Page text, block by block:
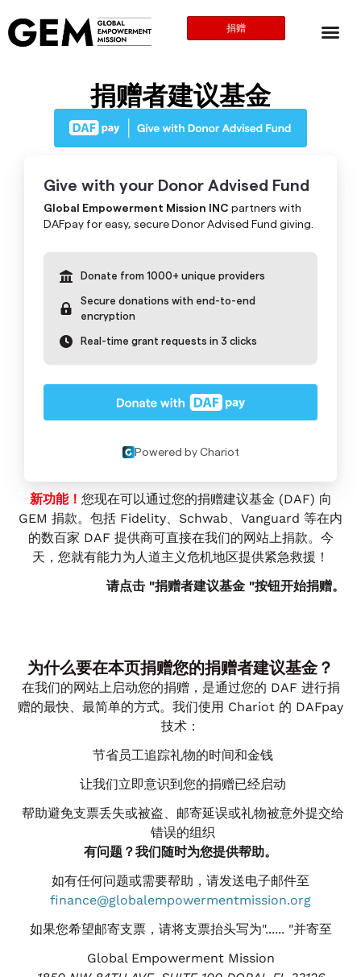
捐赠
捐赠者建议基金
新功能！ 您现在可以通过您的捐赠建议基金 (DAF) 向
GEM 捐款。包括 Fidelity、Schwab、Vanguard 等在内
的数百家 DAF 提供商可直接在我们的网站上捐款。今
天，您就有能力为人道主义危机地区提供紧急救援！
请点击 "捐赠者建议基金 "按钮开始捐赠。
为什么要在本页捐赠您的捐赠者建议基金？
在我们的网站上启动您的捐赠，是通过您的 DAF 进行捐
赠的最快、最简单的方式。我们使用 Chariot 的 DAFpay
技术：
节省员工追踪礼物的时间和金钱
让我们立即意识到您的捐赠已经启动
帮助避免支票丢失或被盗、邮寄延误或礼物被意外提交给
错误的组织
有问题？我们随时为您提供帮助。
如有任何问题或需要帮助，请发送电子邮件至
finance@globalempowermentmission.org
如果您希望邮寄支票，请将支票抬头写为"...... "并寄至
Global Empowerment Mission